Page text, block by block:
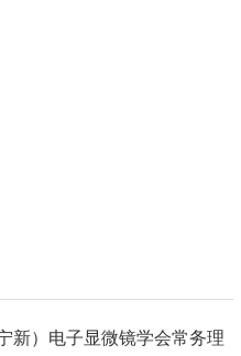
新）电子显微镜学会常务理